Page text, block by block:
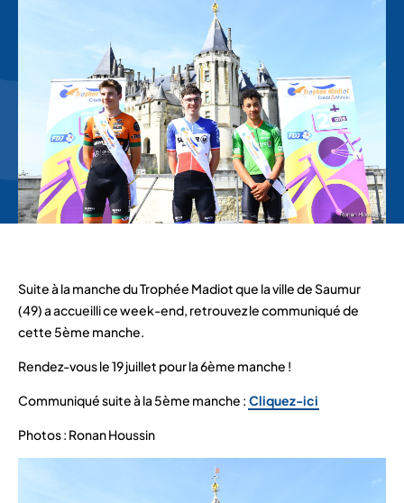
Suite à la manche du Trophée Madiot que la ville de Saumur
(49) a accueilli ce week-end, retrouvez le communiqué de
cette 5ème manche.
Rendez-vous le 19 juillet pour la 6ème manche !
Communiqué suite à la 5ème manche : Cliquez-ici
Photos : Ronan Houssin